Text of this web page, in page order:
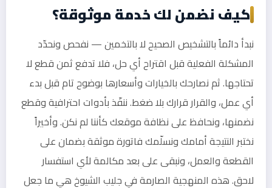
كيف نضمن لك خدمة موثوقة؟
نبدأ دائماً بالتشخيص الصحيح لا بالتخمين — نفحص ونحدّد
المشكلة الفعلية قبل اقتراح أي حل، فلا تدفع ثمن قطع لا
تحتاجها. ثم نصارحك بالخيارات وأسعارها بوضوح تام قبل بدء
أي عمل، والقرار قرارك بلا ضغط. ننفّذ بأدوات احترافية وقطع
نضمنها، ونحافظ على نظافة موقعك كأننا لم نكن. وأخيراً
نختبر النتيجة أمامك ونسلّمك فاتورة موثقة بضمان على
القطعة والعمل، ونبقى على بعد مكالمة لأي استفسار
لاحق. هذه المنهجية الصارمة في جليب الشيوخ هي ما جعل